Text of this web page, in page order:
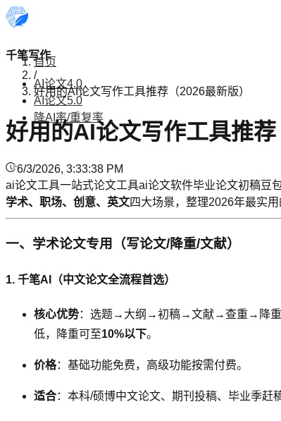
千笔写作
AI论文4.0
AI论文5.0
降AI率/重复率
首页
/
好用的AI论文写作工具推荐（2026最新版）
好用的AI论文写作工具推荐
6/3/2026, 3:33:38 PM
ai论文工具一站式论文工具ai论文软件毕业论文初稿豆
学术、职场、创意、英文四大场景，整理2026年最实
一、学术论文专用（写论文/降重/文献）
1. 千笔AI（中文论文全流程首选）
核心优势：选题→大纲→初稿→文献→查重→降重
低，降重可至10%以下。
价格：基础功能免费，高级功能按需付费。
适合：本科/硕博中文论文、期刊投稿、毕业季赶稿